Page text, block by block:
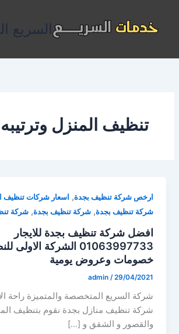
المحتوى
السريع
تنظيف المنزل وترتيبه
ارخص شركة تنظيف بجدة, اسعار شركات تنظيف
شركة تنظيف بجدة,شركة تنظيف بجدة,شركة
افضل شركة تنظيف بجدة للايجار
01063997733 الشركة
خصومات وعروض يومية
admin /29/04/2021
شركة السريع المتخصصة والمتميزة راحة
شركة تنظيف منازل بجدة نقوم بتنظيف
والقصور و الشقق و […]